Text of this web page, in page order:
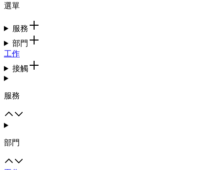
選單
服務
部門
工作
接觸
服務
部門